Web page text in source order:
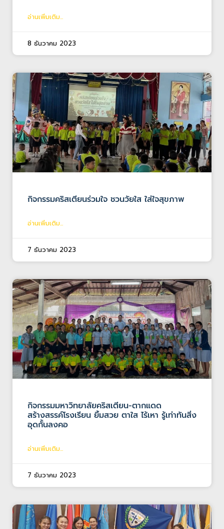
อ่านเพิ่มเติม...
8 ธันวาคม 2023
กิจกรรมคริสเตียนร่วมใจ ชวนวัยใส ใส่ใจสุขภาพ
อ่านเพิ่มเติม...
7 ธันวาคม 2023
กิจกรรมมหาวิทยาลัยคริสเตียน-ตากแดด
สร้างสรรค์โรงเรียน ยิ้มสวย ตาใส ไร้เหา รู้เท่าทันสิ่ง
อุดกั้นลงคอ
อ่านเพิ่มเติม...
7 ธันวาคม 2023